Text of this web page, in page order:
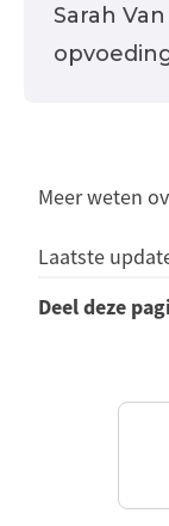
Sarah
Meer weten
Laatste
Deel deze